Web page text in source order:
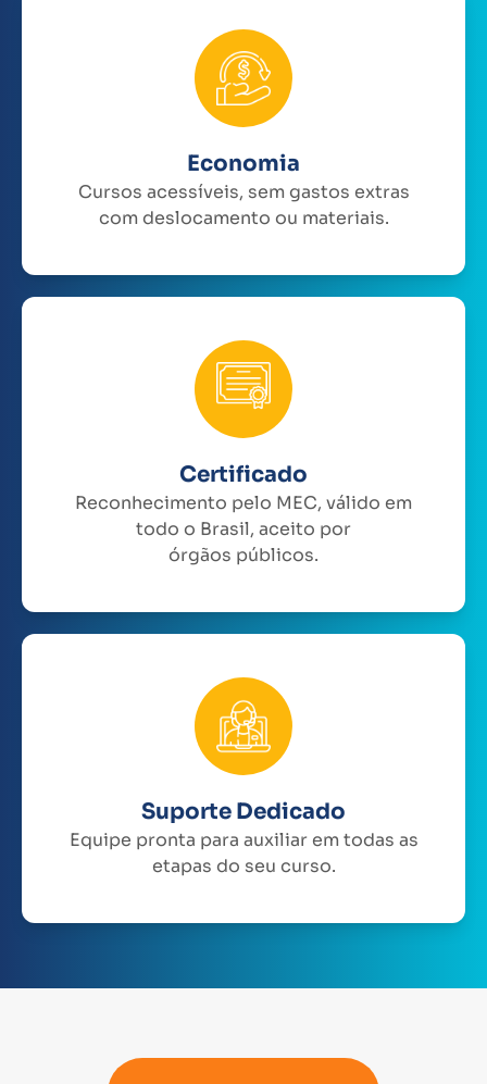
Economia
Cursos acessíveis, sem gastos extras
com deslocamento ou materiais.
Certificado
Reconhecimento pelo MEC, válido em
todo o Brasil, aceito por
órgãos públicos.
Suporte Dedicado
Equipe pronta para auxiliar em todas as
etapas do seu curso.